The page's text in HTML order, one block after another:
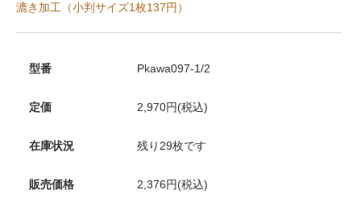
漉き加工（小判サイズ1枚137円）
型番 Pkawa097-1/2
定価 2,970円(税込)
在庫状況 残り29枚です
販売価格 2,376円(税込)